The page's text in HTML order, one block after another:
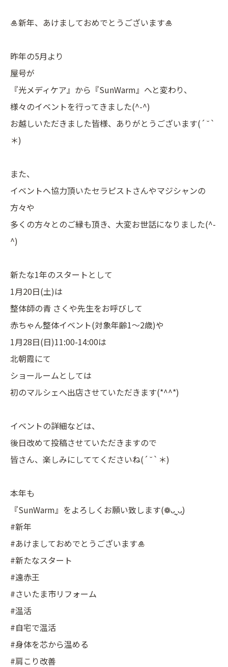
🎍新年、あけましておめでとうございます🎍
昨年の5月より
屋号が
『光メディケア』から『SunWarm』へと変わり、
様々のイベントを行ってきました(^-^)
お越しいただきました皆様、ありがとうございます(´˘`
＊)
また、
イベントへ協力頂いたセラピストさんやマジシャンの
方々や
多くの方々とのご縁も頂き、大変お世話になりました(^-
^)
新たな1年のスタートとして
1月20日(土)は
整体師の青 さくや先生をお呼びして
赤ちゃん整体イベント(対象年齢1～2歳)や
1月28日(日)11:00-14:00は
北朝霞にて
ショールームとしては
初のマルシェへ出店させていただきます(*^^*)
イベントの詳細などは、
後日改めて投稿させていただきますので
皆さん、楽しみにしててくださいね(´˘`＊)
本年も
『SunWarm』をよろしくお願い致します(❁ᴗ͈ˬᴗ͈)
#新年
#あけましておめでとうございます🎍
#新たなスタート
#遠赤王
#さいたま市リフォーム
#温活
#自宅で温活
#身体を芯から温める
#肩こり改善